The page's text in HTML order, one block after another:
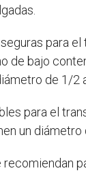
para
de bajo
de 1/2
para el
un diámetro